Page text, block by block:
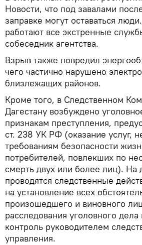
Новости, что под завалами
заправке могут оставаться
работают все экстренные
собеседник агентства.
Взрыв также повредил
чего частично нарушено
близлежащих районов.
Кроме того, в Следственном
Дагестану возбуждено
признакам преступления,
ст. 238 УК РФ (оказание услуг,
требованиям безопасности
потребителей, повлекших по
смерть двух или более лиц).
проводятся следственные
на установление всех
произошедшего и виновного
расследования уголовного дела
контроль руководителем
управления.